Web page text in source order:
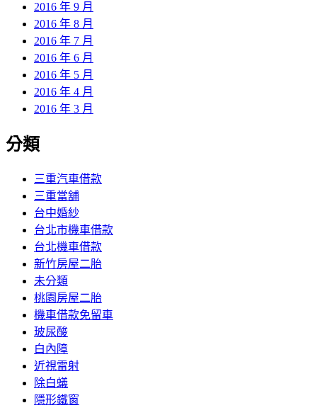
2016 年 9 月
2016 年 8 月
2016 年 7 月
2016 年 6 月
2016 年 5 月
2016 年 4 月
2016 年 3 月
分類
三重汽車借款
三重當舖
台中婚紗
台北市機車借款
台北機車借款
新竹房屋二胎
未分類
桃園房屋二胎
機車借款免留車
玻尿酸
白內障
近視雷射
除白蟻
隱形鐵窗